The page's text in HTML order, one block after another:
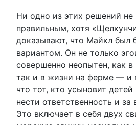
Ни одно из этих решений не
правильным, хотя
доказывают, что Майкл был
вариантом. Он не только
совершенно неопытен, как в
так и в жизни на ферме — и
что тот, кто усыновит детей
нести ответственность и
Это включает в себя двух